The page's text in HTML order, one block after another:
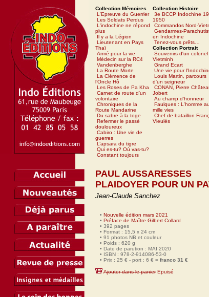
Collection Mémoires
L'Epreuve du Guerrier
Les Soldats Perdus
L'indochine ne répond
plus
Il y a la Légion
Lieutenant en Pays
Thaï
Armé pour la vie
Médecin sur la RC4
Vandenberghe
La Route Morte
La Clémence de
l’Oncle Hô
Les Roses de Pa Kha
Carnet de route d'un
volontaire
Chroniques de la
Route Mandarine
Du sabre à la toge
Refermer le passé
douloureux
Cabiro : Une vie de
guerres
L’apsara du tigre
Qui es-tu? Où vas-tu?
Constant toujours
Collection Histoire
3e BCCP Indochine
1950
Commandos Nord-
Gendarmes-
en Indochine
Tenez-vous prêts…
Collection Portrait
Souvenirs d'un colonel
Vietminh
Grand Ecart
Une vie pour
Louis Martin, parcours
d'un seigneur
CONAN, Pierre
Jobert
Au champ d'honneur
Faulques : L'homme
mille vies
Chef de bataillon
Vieulès
PAUL AUSSARESSES
PLAIDOYER POUR UN
Jean-Claude Sanchez
• Nouvelle édition mars 2021
• Préface de Maître Gilbert Collard
• 392 pages
• Format : 15,5 x 24 cm
• 91 photos NB et couleur
• Poids : 620 g
• Date de parution : MAI 2020
• ISBN : 978-2-914086-53-0
• Prix : 25 € - port : 6 € = franco 31 €
Ajouter dans le panierEpuisé